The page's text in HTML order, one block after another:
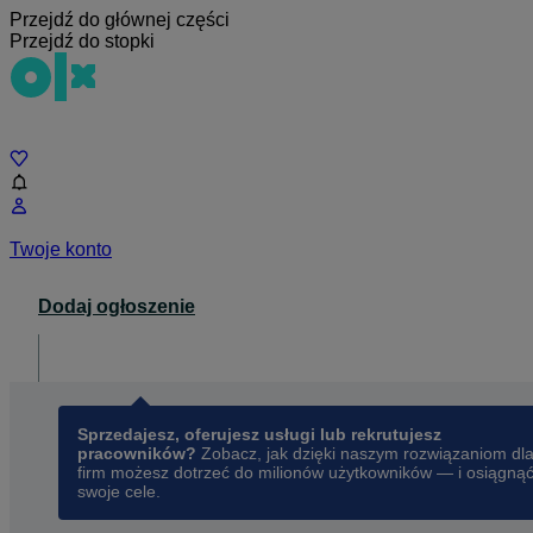
Przejdź do głównej części
Przejdź do stopki
Twoje konto
Dodaj ogłoszenie
Sprzedajesz, oferujesz usługi lub rekrutujesz
pracowników? Zobacz, jak dzięki naszym rozwiązaniom dla
firm możesz dotrzeć do milionów użytkowników — i osiągnąć
swoje cele.